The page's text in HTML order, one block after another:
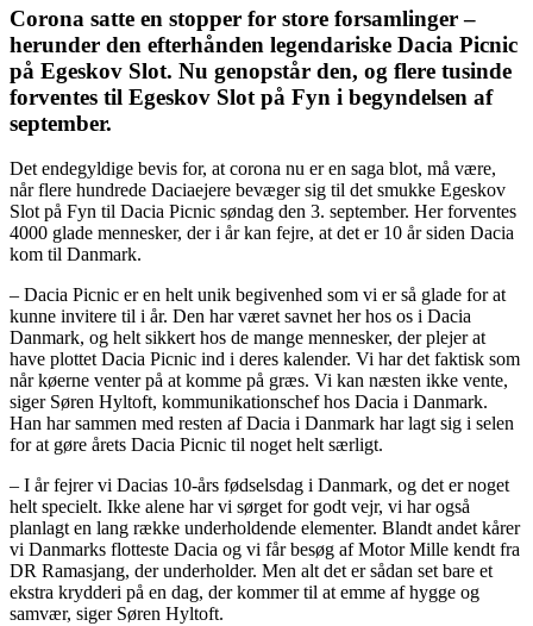
Corona satte en stopper for store forsamlinger –
herunder den efterhånden legendariske Dacia Picnic
på Egeskov Slot. Nu genopstår den, og flere tusinde
forventes til Egeskov Slot på Fyn i begyndelsen af
september.
Det endegyldige bevis for, at corona nu er en saga blot, må være,
når flere hundrede Daciaejere bevæger sig til det smukke Egeskov
Slot på Fyn til Dacia Picnic søndag den 3. september. Her forventes
4000 glade mennesker, der i år kan fejre, at det er 10 år siden Dacia
kom til Danmark.
– Dacia Picnic er en helt unik begivenhed som vi er så glade for at
kunne invitere til i år. Den har været savnet her hos os i Dacia
Danmark, og helt sikkert hos de mange mennesker, der plejer at
have plottet Dacia Picnic ind i deres kalender. Vi har det faktisk som
når køerne venter på at komme på græs. Vi kan næsten ikke vente,
siger Søren Hyltoft, kommunikationschef hos Dacia i Danmark.
Han har sammen med resten af Dacia i Danmark har lagt sig i selen
for at gøre årets Dacia Picnic til noget helt særligt.
– I år fejrer vi Dacias 10-års fødselsdag i Danmark, og det er noget
helt specielt. Ikke alene har vi sørget for godt vejr, vi har også
planlagt en lang række underholdende elementer. Blandt andet kårer
vi Danmarks flotteste Dacia og vi får besøg af Motor Mille kendt fra
DR Ramasjang, der underholder. Men alt det er sådan set bare et
ekstra krydderi på en dag, der kommer til at emme af hygge og
samvær, siger Søren Hyltoft.